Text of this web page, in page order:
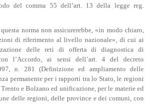
del comma 55 dell’art. 13 della legge reg.
norma non assicurerebbe, «in modo chiaro,
di riferimento al livello nazionale», di cui ai
delle reti di offerta di diagnostica di
l’Accordo, ai sensi dell’art. 4 del decreto
n. 281 (Definizione ed ampliamento delle
permanente per i rapporti tra lo Stato, le regioni
e Bolzano ed unificazione, per le materie ed
delle regioni, delle province e dei comuni, con